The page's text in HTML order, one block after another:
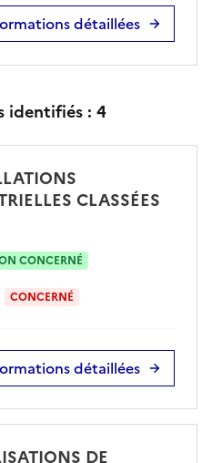
détaillées
identifiés : 4
CLASSÉES
CONCERNÉ
CONCERNÉ
détaillées
DE